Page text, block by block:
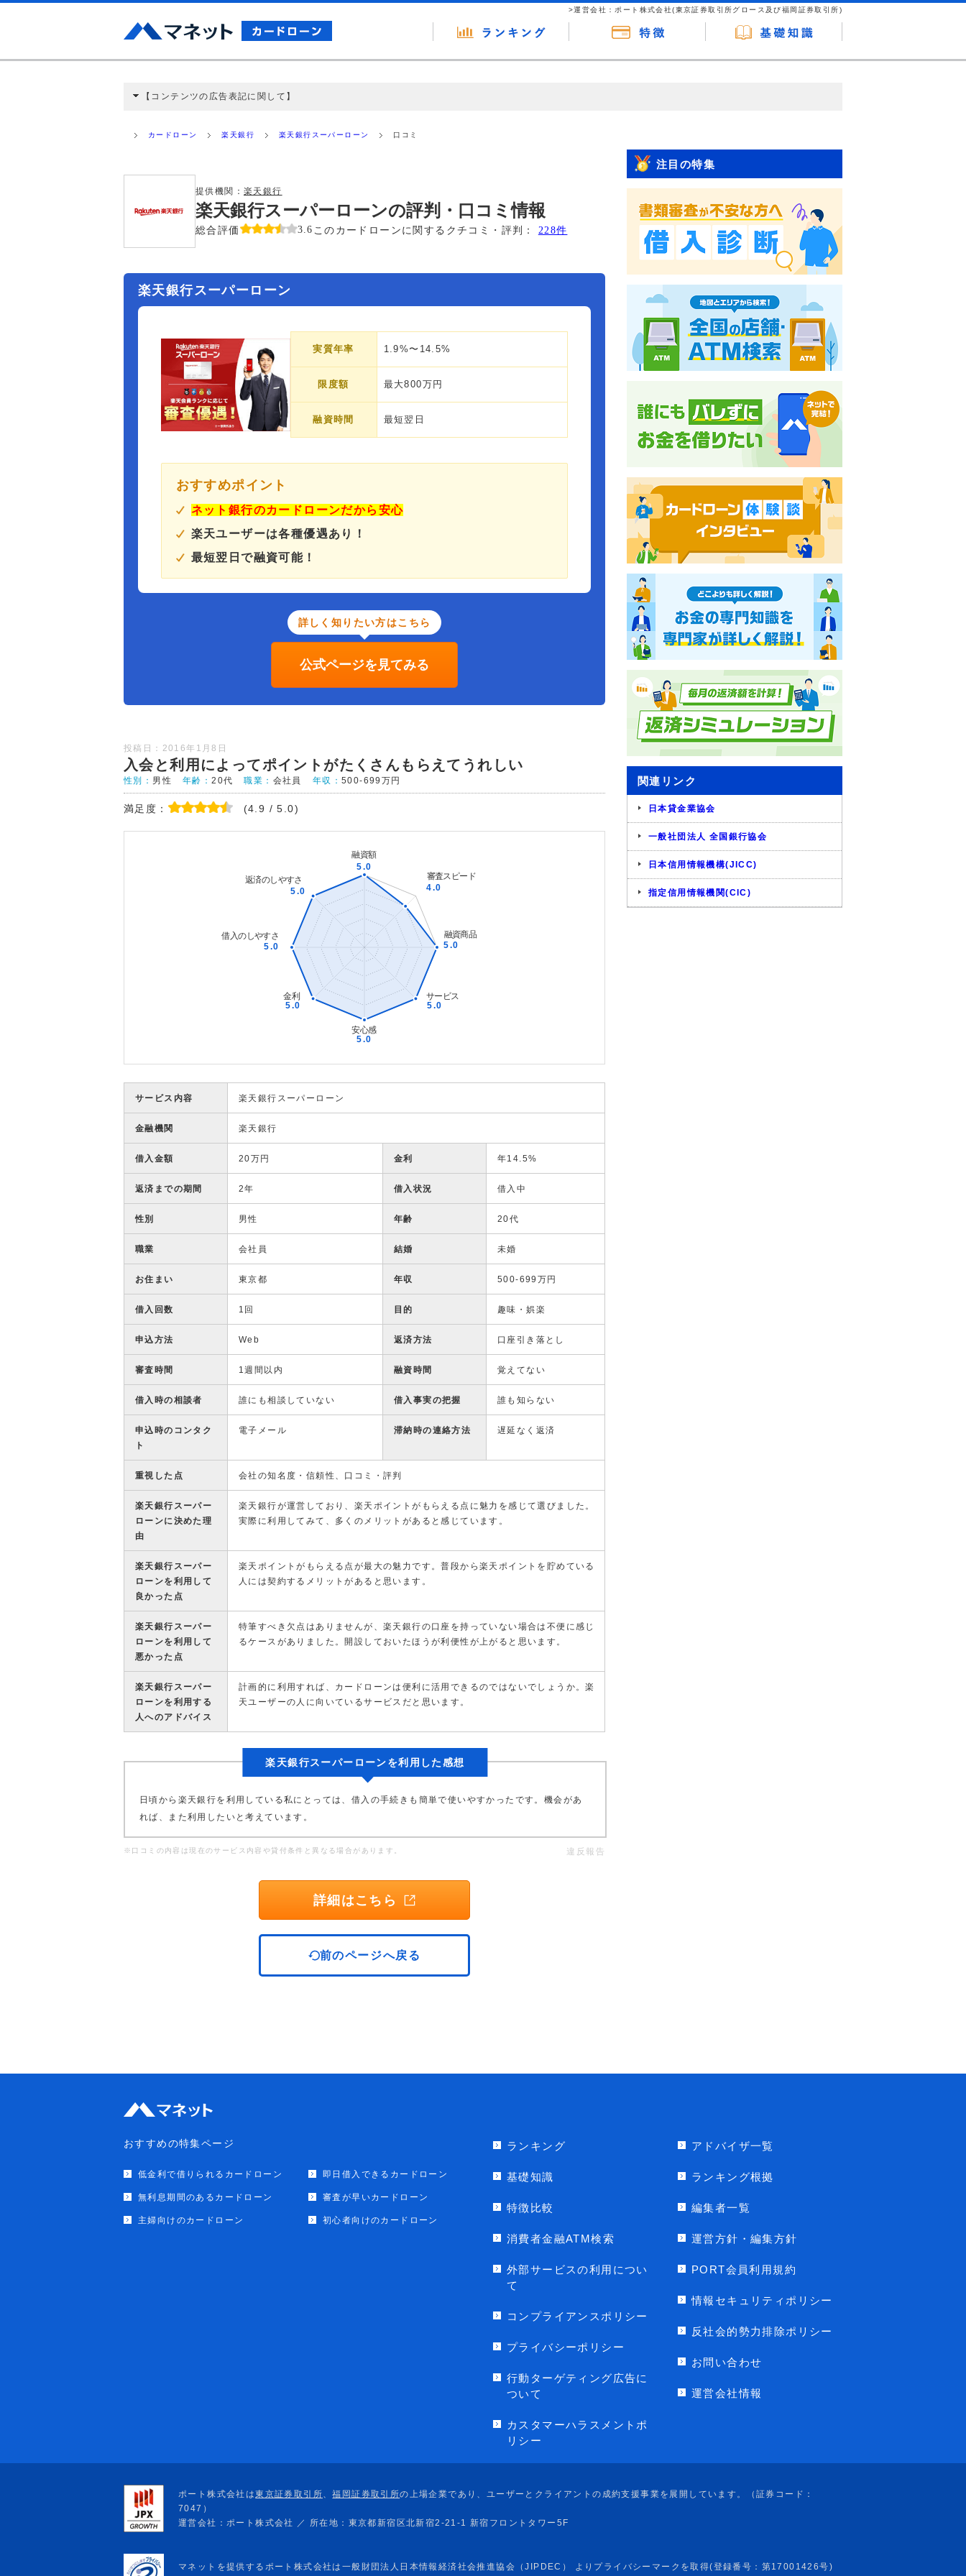
>運営会社：ポート株式会社(東京証券取引所グロース及び福岡証券取引所)
【コンテンツの広告表記に関して】
ミ収集などに基づき、公平性を担保した情報提供を行っています。
カードローン 楽天銀行 楽天銀行スーパーローン 口コミ
提供機関： 楽天銀行
楽天銀行スーパーローンの評判・口コミ情報
総合評価 3.6 このカードローンに関するクチコミ・評判： 228件
楽天銀行スーパーローン
実質年率 1.9%〜14.5%
限度額 最大800万円
融資時間 最短翌日
おすすめポイント
ネット銀行のカードローンだから安心
楽天ユーザーは各種優遇あり！
最短翌日で融資可能！
詳しく知りたい方はこちら
公式ページを見てみる
投稿日：2016年1月8日
入会と利用によってポイントがたくさんもらえてうれしい
性別： 男性 年齢：20代 職業： 会社員 年収：500-699万円
満足度： (4.9 / 5.0)
サービス内容 楽天銀行スーパーローン
金融機関 楽天銀行
借入金額 20万円 金利 年14.5%
返済までの期間 2年 借入状況 借入中
性別 男性 年齢 20代
職業 会社員 結婚 未婚
お住まい 東京都 年収 500-699万円
借入回数 1回 目的 趣味・娯楽
申込方法 Web 返済方法 口座引き落とし
審査時間 1週間以内 融資時間 覚えてない
借入時の相談者 誰にも相談していない 借入事実の把握 誰も知らない
申込時のコンタク
ト
電子メール 滞納時の連絡方法 遅延なく返済
重視した点 会社の知名度・信頼性、口コミ・評判
楽天銀行スーパー
ローンに決めた理
由
楽天銀行が運営しており、楽天ポイントがもらえる点に魅力を感じて選びました。
実際に利用してみて、多くのメリットがあると感じています。
楽天銀行スーパー
ローンを利用して
良かった点
楽天ポイントがもらえる点が最大の魅力です。普段から楽天ポイントを貯めている
人には契約するメリットがあると思います。
楽天銀行スーパー
ローンを利用して
悪かった点
特筆すべき欠点はありませんが、楽天銀行の口座を持っていない場合は不便に感じ
るケースがありました。開設しておいたほうが利便性が上がると思います。
楽天銀行スーパー
ローンを利用する
人へのアドバイス
計画的に利用すれば、カードローンは便利に活用できるのではないでしょうか。楽
天ユーザーの人に向いているサービスだと思います。
楽天銀行スーパーローンを利用した感想
日頃から楽天銀行を利用している私にとっては、借入の手続きも簡単で使いやすかったです。機会があ
れば、また利用したいと考えています。
※口コミの内容は現在のサービス内容や貸付条件と異なる場合があります。 違反報告
詳細はこちら
前のページへ戻る
注目の特集
関連リンク
日本貸金業協会
一般社団法人 全国銀行協会
日本信用情報機構(JICC)
指定信用情報機関(CIC)
おすすめの特集ページ
低金利で借りられるカードローン 即日借入できるカードローン
無利息期間のあるカードローン 審査が早いカードローン
主婦向けのカードローン 初心者向けのカードローン
ランキング
基礎知識
特徴比較
消費者金融ATM検索
外部サービスの利用につい
て
コンプライアンスポリシー
プライバシーポリシー
行動ターゲティング広告に
ついて
カスタマーハラスメントポ
リシー
アドバイザ一覧
ランキング根拠
編集者一覧
運営方針・編集方針
PORT会員利用規約
情報セキュリティポリシー
反社会的勢力排除ポリシー
お問い合わせ
運営会社情報